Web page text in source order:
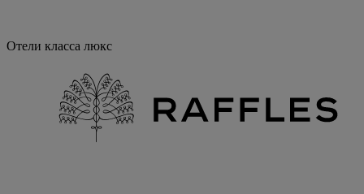
Отели класса люкс